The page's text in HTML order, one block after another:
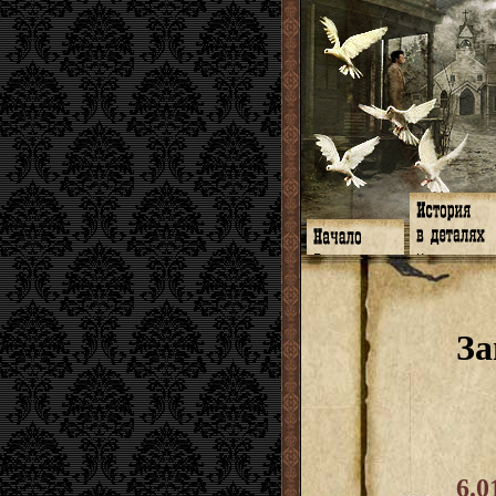
Главная
Программа
Форум
Facebook
Гостевая
Книги
Галереи
Музыка
Видео
Субтитры
Заметки
Мысли